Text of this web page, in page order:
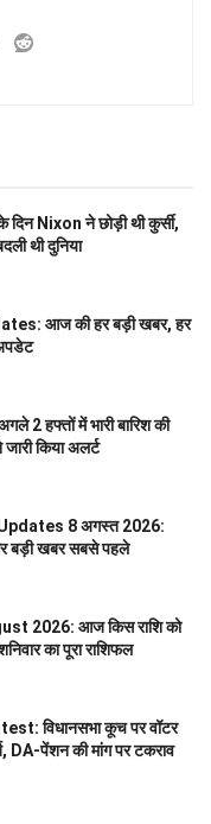
Nixon ने छोड़ी थी कुर्सी,
थी दुनिया
आज की हर बड़ी खबर, हर
हफ्तों में भारी बारिश की
किया अलर्ट
8 अगस्त 2026:
बड़ी खबर सबसे पहले
2026: आज किस राशि को
का पूरा राशिफल
विधानसभा कूच पर वॉटर
DA-पेंशन की मांग पर टकराव